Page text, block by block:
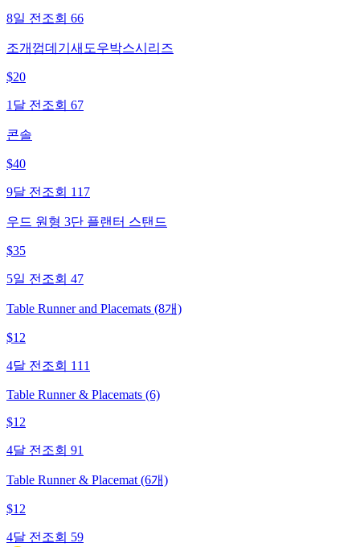
8일 전 조회 66
조개껍데기새도우박스시리즈
$20
1달 전 조회 67
콘솔
$40
9달 전 조회 117
우드 원형 3단 플랜터 스탠드
$35
5일 전 조회 47
Table Runner and Placemats (8개)
$12
4달 전 조회 111
Table Runner & Placemats (6)
$12
4달 전 조회 91
Table Runner & Placemat (6개)
$12
4달 전 조회 59